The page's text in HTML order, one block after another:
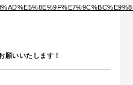
いいたします！